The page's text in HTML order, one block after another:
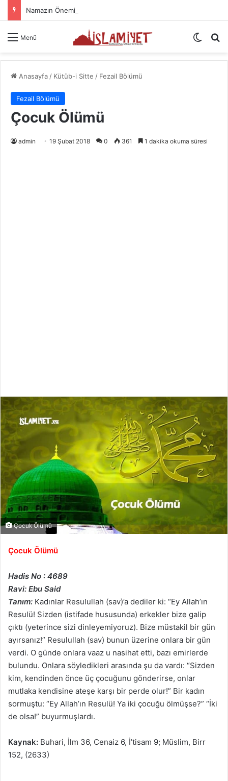
Namazın Önemi Ve Fazileti
Menü Dış
Anasayfa/ Kütüb-i Sitte / Fezail Bölümü
Fezail Bölümü
Çocuk Ölümü
admin 19 Şubat 2018 0 361 1 dakika okuma süresi
Çocuk Ölümü
Çocuk Ölümü
Hadis No : 4689
Ravi: Ebu Said
Tanım: Kadınlar Resulullah (sav)’a dediler ki: “Ey Allah’ın
Resulü! Sizden (istifade hususunda) erkekler bize galip
çıktı (yeterince sizi dinleyemiyoruz). Bize müstakil bir gün
ayırsanız!” Resulullah (sav) bunun üzerine onlara bir gün
verdi. O günde onlara vaaz u nasihat etti, bazı emirlerde
bulundu. Onlara söyledikleri arasında şu da vardı: “Sizden
kim, kendinden önce üç çocuğunu gönderirse, onlar
mutlaka kendisine ateşe karşı bir perde olur!” Bir kadın
sormuştu: “Ey Allah’ın Resulü! Ya iki çocuğu ölmüşse?” “İki
de olsa!” buyurmuşlardı.
Kaynak: Buhari, İlm 36, Cenaiz 6, İ’tisam 9; Müslim, Birr
152, (2633)